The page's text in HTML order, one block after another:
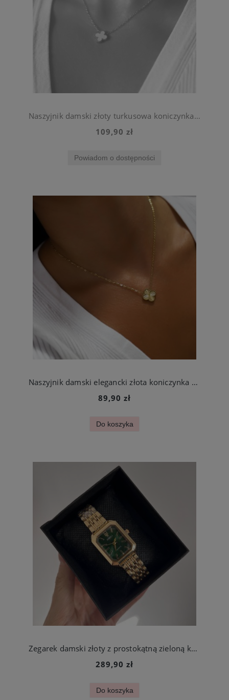
Naszyjnik damski złoty turkusowa koniczynka ze stali chirurgicznej
109,90 zł
Powiadom o dostępności
Naszyjnik damski elegancki złota koniczynka ze stali jubilerskiej
89,90 zł
Do koszyka
Zegarek damski złoty z prostokątną zieloną kopertą stal szlachetna
289,90 zł
Do koszyka